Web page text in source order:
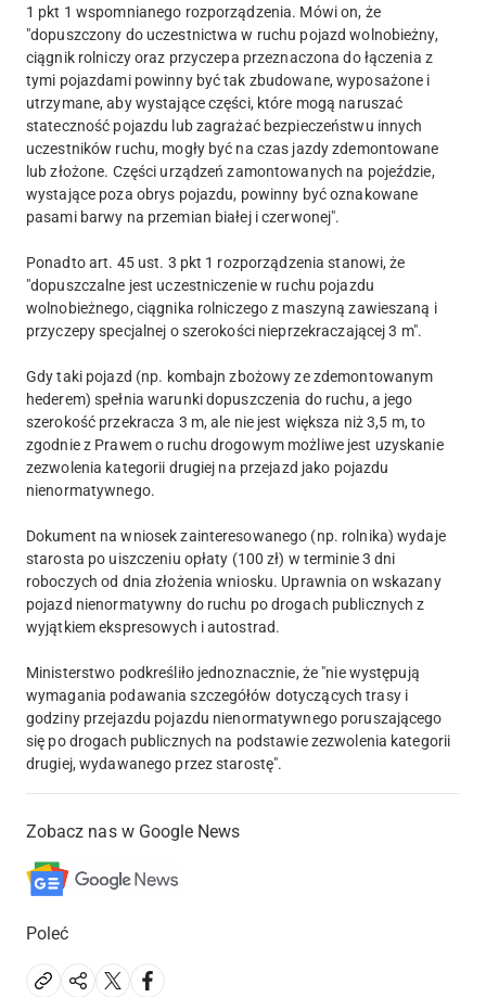
1 pkt 1 wspomnianego rozporządzenia. Mówi on, że
"dopuszczony do uczestnictwa w ruchu pojazd wolnobieżny,
ciągnik rolniczy oraz przyczepa przeznaczona do łączenia z
tymi pojazdami powinny być tak zbudowane, wyposażone i
utrzymane, aby wystające części, które mogą naruszać
stateczność pojazdu lub zagrażać bezpieczeństwu innych
uczestników ruchu, mogły być na czas jazdy zdemontowane
lub złożone. Części urządzeń zamontowanych na pojeździe,
wystające poza obrys pojazdu, powinny być oznakowane
pasami barwy na przemian białej i czerwonej".
Ponadto art. 45 ust. 3 pkt 1 rozporządzenia stanowi, że
"dopuszczalne jest uczestniczenie w ruchu pojazdu
wolnobieżnego, ciągnika rolniczego z maszyną zawieszaną i
przyczepy specjalnej o szerokości nieprzekraczającej 3 m".
Gdy taki pojazd (np. kombajn zbożowy ze zdemontowanym
hederem) spełnia warunki dopuszczenia do ruchu, a jego
szerokość przekracza 3 m, ale nie jest większa niż 3,5 m, to
zgodnie z Prawem o ruchu drogowym możliwe jest uzyskanie
zezwolenia kategorii drugiej na przejazd jako pojazdu
nienormatywnego.
Dokument na wniosek zainteresowanego (np. rolnika) wydaje
starosta po uiszczeniu opłaty (100 zł) w terminie 3 dni
roboczych od dnia złożenia wniosku. Uprawnia on wskazany
pojazd nienormatywny do ruchu po drogach publicznych z
wyjątkiem ekspresowych i autostrad.
Ministerstwo podkreśliło jednoznacznie, że "nie występują
wymagania podawania szczegółów dotyczących trasy i
godziny przejazdu pojazdu nienormatywnego poruszającego
się po drogach publicznych na podstawie zezwolenia kategorii
drugiej, wydawanego przez starostę".
Zobacz nas w Google News
Poleć